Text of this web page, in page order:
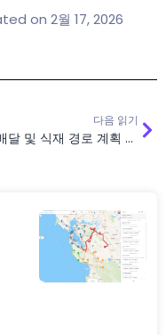
on 2월 17, 2026
다음 읽기
나무 배달 및 식재 경로 계획 솔루션